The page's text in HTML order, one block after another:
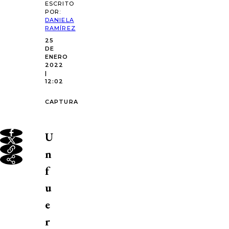
ESCRITO
POR:
DANIELA
RAMÍREZ
25
DE
ENERO
2022
|
12:02
CAPTURA
U
n
f
u
e
r